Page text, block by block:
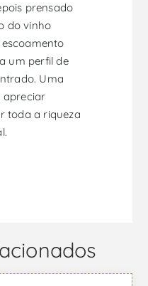
prensado
do vinho
um perfil de
Uma
apreciar
toda a riqueza